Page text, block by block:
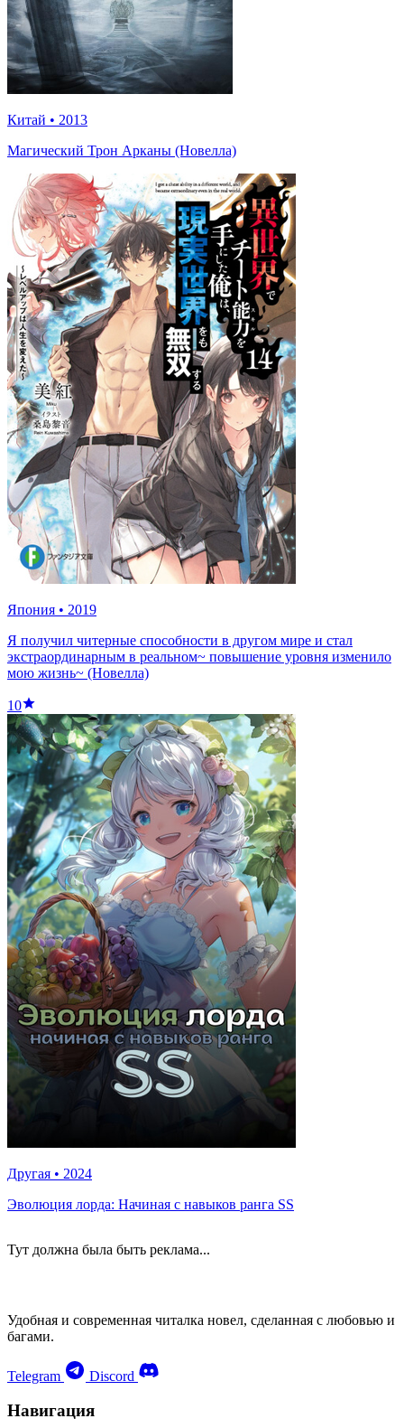
Китай • 2013
Магический Трон Арканы (Новелла)
Япония • 2019
Я получил читерные способности в другом мире и стал
экстраординарным в реальном~ повышение уровня изменило
мою жизнь~ (Новелла)
10
Другая • 2024
Эволюция лорда: Начиная с навыков ранга SS
Тут должна была быть реклама...
Удобная и современная читалка новел, сделанная с любовью и
багами.
Telegram Discord
Навигация